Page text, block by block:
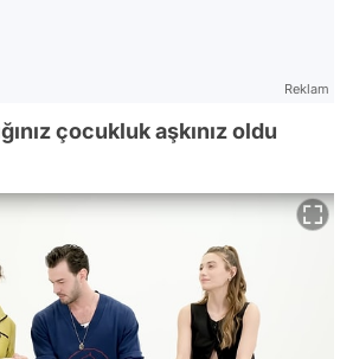
Reklam
çocukluk aşkınız oldu